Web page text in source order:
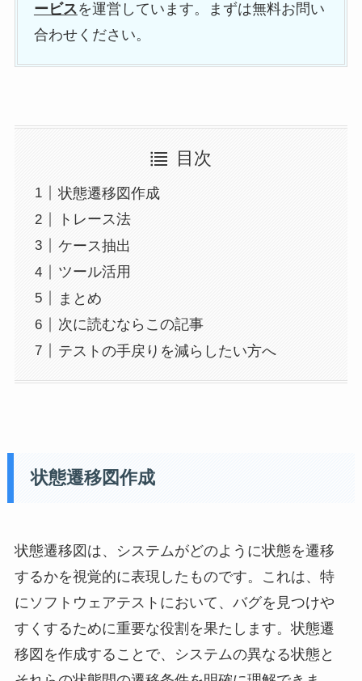
ービスを運営しています。まずは無料お問い
合わせください。
目次
状態遷移図作成
トレース法
ケース抽出
ツール活用
まとめ
次に読むならこの記事
テストの手戻りを減らしたい方へ
状態遷移図作成
状態遷移図は、システムがどのように状態を遷移
するかを視覚的に表現したものです。これは、特
にソフトウェアテストにおいて、バグを見つけや
すくするために重要な役割を果たします。状態遷
移図を作成することで、システムの異なる状態と